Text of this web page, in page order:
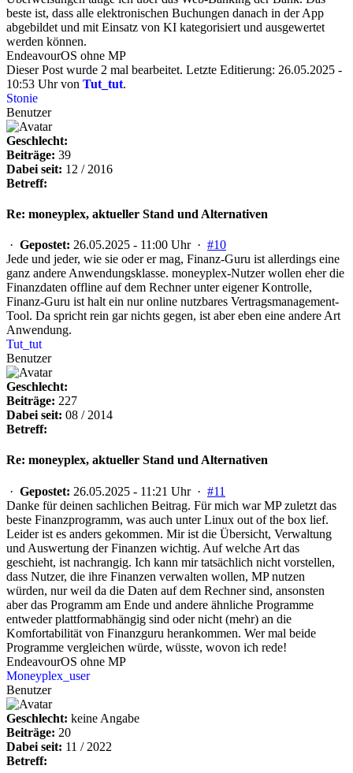
beste ist, dass alle elektronischen Buchungen danach in der App
abgebildet und mit Einsatz von KI kategorisiert und ausgewertet
werden können.
EndeavourOS ohne MP
Dieser Post wurde 2 mal bearbeitet. Letzte Editierung: 26.05.2025 -
10:53 Uhr von Tut_tut.
Stonie
Benutzer
Geschlecht:
Beiträge: 39
Dabei seit: 12 / 2016
Betreff:
Re: moneyplex, aktueller Stand und Alternativen
· Gepostet: 26.05.2025 - 11:00 Uhr · #10
Jede und jeder, wie sie oder er mag, Finanz-Guru ist allerdings eine
ganz andere Anwendungsklasse. moneyplex-Nutzer wollen eher die
Finanzdaten offline auf dem Rechner unter eigener Kontrolle,
Finanz-Guru ist halt ein nur online nutzbares Vertragsmanagement-
Tool. Da spricht rein gar nichts gegen, ist aber eben eine andere Art
Anwendung.
Tut_tut
Benutzer
Geschlecht:
Beiträge: 227
Dabei seit: 08 / 2014
Betreff:
Re: moneyplex, aktueller Stand und Alternativen
· Gepostet: 26.05.2025 - 11:21 Uhr · #11
Danke für deinen sachlichen Beitrag. Für mich war MP zuletzt das
beste Finanzprogramm, was auch unter Linux out of the box lief.
Leider ist es anders gekommen. Mir ist die Übersicht, Verwaltung
und Auswertung der Finanzen wichtig. Auf welche Art das
geschieht, ist nachrangig. Ich kann mir tatsächlich nicht vorstellen,
dass Nutzer, die ihre Finanzen verwalten wollen, MP nutzen
würden, nur weil da die Daten auf dem Rechner sind, ansonsten
aber das Programm am Ende und andere ähnliche Programme
entweder plattformabhängig sind oder nicht (mehr) an die
Komfortabilität von Finanzguru herankommen. Wer mal beide
Programme vergleichen würde, wüsste, wovon ich rede!
EndeavourOS ohne MP
Moneyplex_user
Benutzer
Geschlecht: keine Angabe
Beiträge: 20
Dabei seit: 11 / 2022
Betreff: